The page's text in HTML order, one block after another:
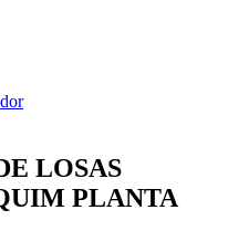
LOSAS
PLANTA